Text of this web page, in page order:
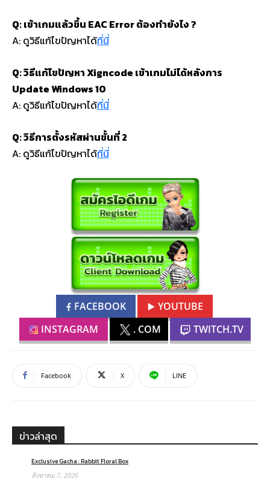
Q: เข้าเกมแล้วขึ้น EAC Error ต้องทำยังไง ?
A: ดูวิธีแก้ไขปัญหาได้ที่นี่
Q: วิธีแก้ไขปัญหา Xigncode เข้าเกมไม่ได้หลังการ
Update Windows 10
A: ดูวิธีแก้ไขปัญหาได้ที่นี่
Q: วิธีการตั้งรหัสผ่านขั้นที่ 2
A: ดูวิธีแก้ไขปัญหาได้ที่นี่
FACEBOOK
YOUTUBE
INSTAGRAM
. COM TWITCH.TV
Facebook X LINE
ข่าวล่าสุด
Exclusive Gacha : Rabbit Floral Box
สิงหาคม 7, 2026